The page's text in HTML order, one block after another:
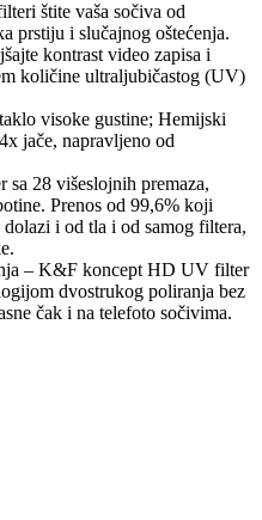
štite vaša sočiva od
prstiju i slučajnog oštećenja.
kontrast video zapisa i
količine ultraljubičastog (UV)
visoke gustine; Hemijski
jače, napravljeno od
28 višeslojnih premaza,
Prenos od 99,6% koji
i od tla i od samog filtera,
– K&F koncept HD UV filter
dvostrukog poliranja bez
čak i na telefoto sočivima.